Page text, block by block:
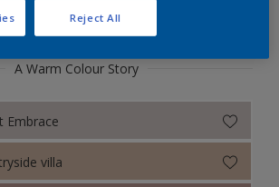
- Nordsjö Sweet Embrace™
2023
2024 - Nordsjö Sweet Embrace™ (31
färger)
A Warm Colour Story
Embrace
villa
Reject All